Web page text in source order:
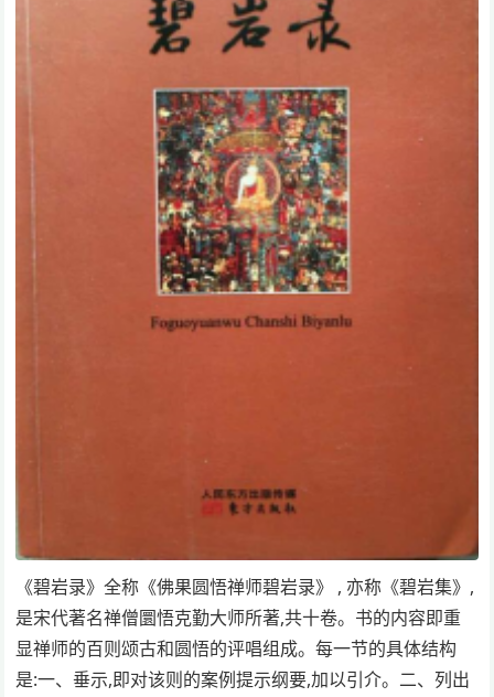
《碧岩录》全称《佛果圆悟禅师碧岩录》 , 亦称《碧岩集》,
是宋代著名禅僧圜悟克勤大师所著,共十卷。书的内容即重
显禅师的百则颂古和圆悟的评唱组成。每一节的具体结构
是:一、垂示,即对该则的案例提示纲要,加以引介。二、列出